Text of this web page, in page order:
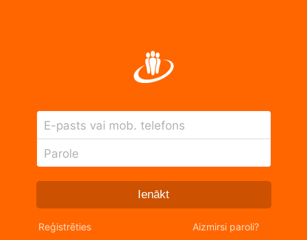
E-pasts vai mob. telefons
Parole
Ienākt
Reģistrēties Aizmirsi paroli?